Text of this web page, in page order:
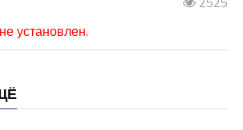
установлен.